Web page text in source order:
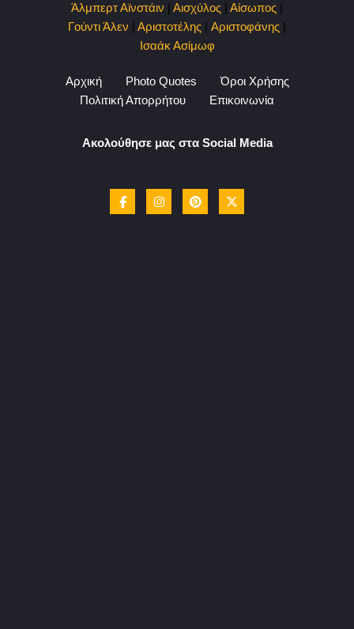
Άλμπερτ Αϊνστάιν | Αισχύλος | Αίσωπος |
Γούντι Άλεν | Αριστοτέλης | Αριστοφάνης |
Ισαάκ Ασίμωφ
Αρχική Photo Quotes
Όροι Χρήσης
Πολιτική Απορρήτου
Επικοινωνία
Ακολούθησε μας στα Social Media